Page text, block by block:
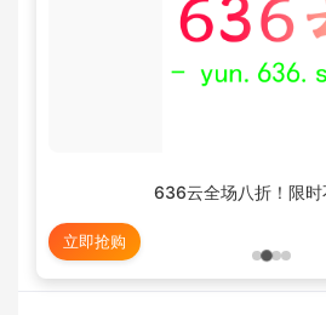
636云全场八折！限时
立即抢购